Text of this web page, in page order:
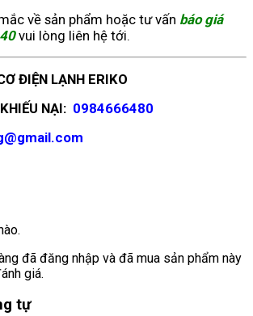
về sản phẩm hoặc tư vấn báo giá
vui lòng liên hệ tới.
ĐIỆN LẠNH ERIKO
NẠI: 0984666480
đã đăng nhập và đã mua sản phẩm này
giá.
tự